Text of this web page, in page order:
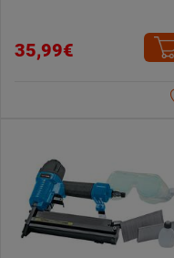
35,99€